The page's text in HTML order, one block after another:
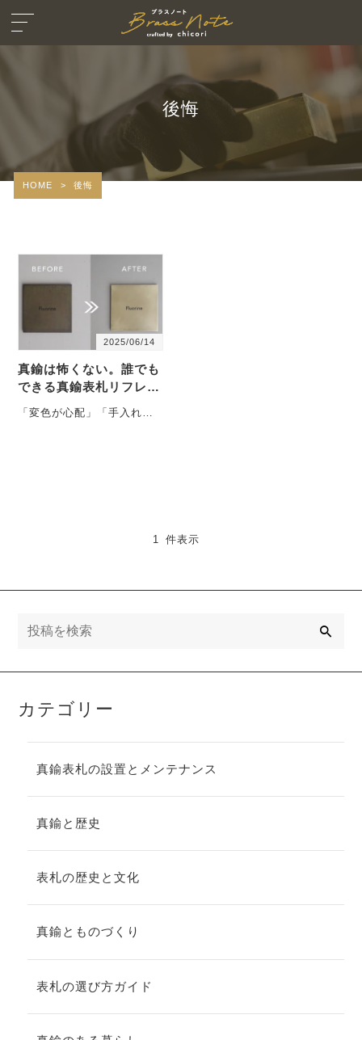
後悔
HOME > 後悔
2025/06/14
真鍮は怖くない。誰でも
できる真鍮表札リフレッ
シュの方法
「変色が心配」「手入れが
1 件表示
カテゴリー
真鍮表札の設置とメンテナンス
真鍮と歴史
表札の歴史と文化
真鍮とものづくり
表札の選び方ガイド